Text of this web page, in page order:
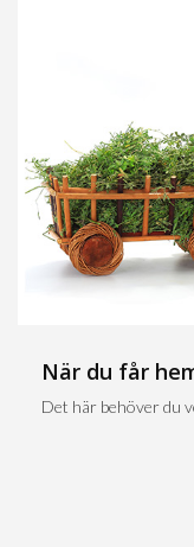
När du får
Det här behöver du